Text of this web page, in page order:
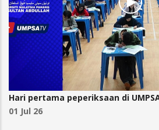
Hari pertama peperiksaan di
01 Jul 26